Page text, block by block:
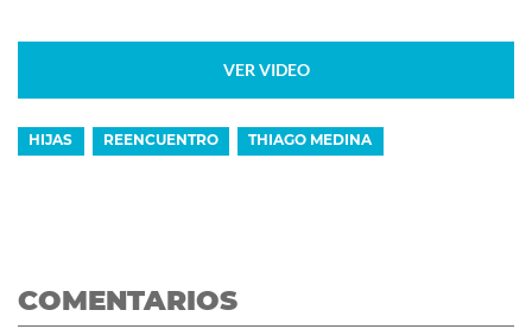
VER VIDEO
HIJAS REENCUENTRO THIAGO MEDINA
COMENTARIOS